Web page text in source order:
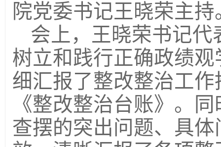
院党委书记王晓荣主持
会上，王晓荣书记
树立和践行正确政绩
细汇报了整改整治工
《整改整治台账》。
查摆的突出问题、具